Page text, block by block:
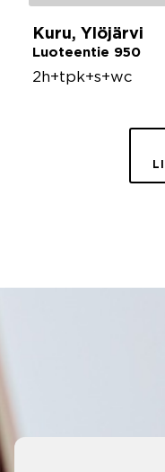
Kuru, Ylöjärvi
Luoteentie 950
2h+tpk+s+wc